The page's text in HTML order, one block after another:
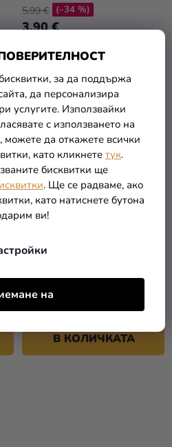
за да поддържа
да персонализира
услугите. Използвайки
с използването на
можете да откажете всички
като кликнете тук.
бисквитки ще
. Ще се радваме, ако
като натиснете бутона
ви!
на
3,90 €
5,99 € (–34 %)
В КОЛИЧКАТА
Шал боа оранжев
В КОЛИЧКАТА